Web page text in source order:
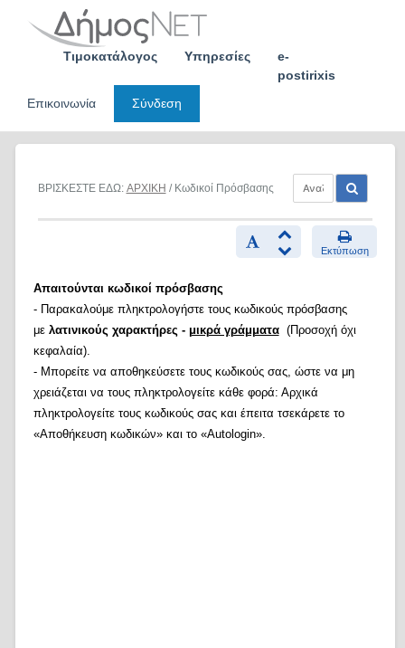
Τιμοκατάλογος Υπηρεσίες
e-
postirixis
Επικοινωνία
Σύνδεση
ΒΡΙΣΚΕΣΤΕ ΕΔΩ: ΑΡΧΙΚΗ / Κωδικοί Πρόσβασης
Εκτύπωση
Απαιτούνται κωδικοί πρόσβασης
- Παρακαλούμε πληκτρολογήστε τους κωδικούς πρόσβασης
με λατινικούς χαρακτήρες - μικρά γράμματα(Προσοχή όχι
κεφαλαία).
- Μπορείτε να αποθηκεύσετε τους κωδικούς σας, ώστε να μη
χρειάζεται να τους πληκτρολογείτε κάθε φορά: Αρχικά
πληκτρολογείτε τους κωδικούς σας και έπειτα τσεκάρετε το
«Αποθήκευση κωδικών» και το «Autologin».